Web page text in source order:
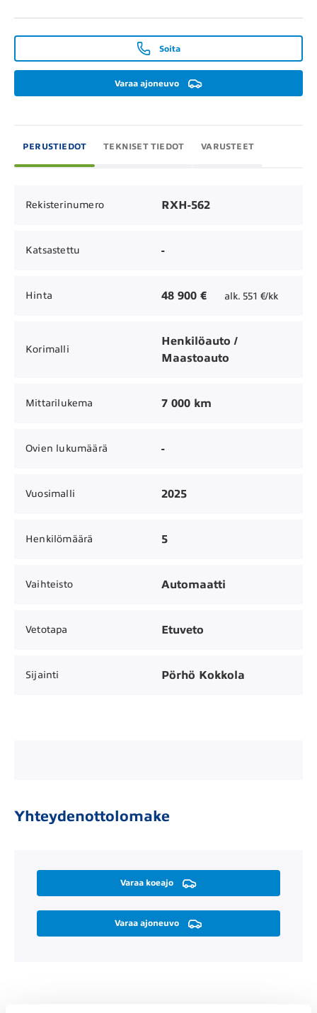
Soita
Varaa ajoneuvo
PERUSTIEDOT TEKNISET TIEDOT VARUSTEET
Rekisterinumero RXH-562
Katsastettu -
Hinta 48 900 € alk. 551 €/kk
Korimalli
Henkilöauto /
Maastoauto
Mittarilukema 7 000 km
Ovien lukumäärä -
Vuosimalli 2025
Henkilömäärä 5
Vaihteisto Automaatti
Vetotapa Etuveto
Sijainti Pörhö Kokkola
Yhteydenottolomake
Varaa koeajo
Varaa ajoneuvo